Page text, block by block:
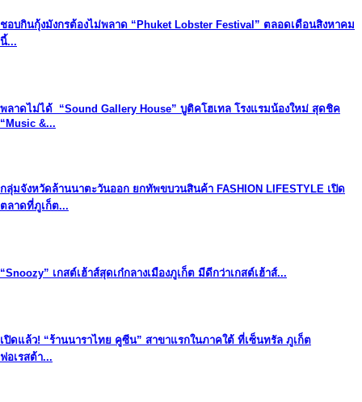
ชอบกินกุ้งมังกรต้องไม่พลาด “Phuket Lobster Festival” ตลอดเดือนสิงหาคม
นี้...
พลาดไม่ได้ “Sound Gallery House” บูติคโฮเทล โรงแรมน้องใหม่ สุดชิค
“Music &...
กลุ่มจังหวัดล้านนาตะวันออก ยกทัพขบวนสินค้า FASHION LIFESTYLE เปิด
ตลาดที่ภูเก็ต...
“Snoozy” เกสต์เฮ้าส์สุดเก๋กลางเมืองภูเก็ต มีดีกว่าเกสต์เฮ้าส์...
เปิดแล้ว! “ร้านนาราไทย คูซีน” สาขาแรกในภาคใต้ ที่เซ็นทรัล ภูเก็ต
ฟอเรสต้า...